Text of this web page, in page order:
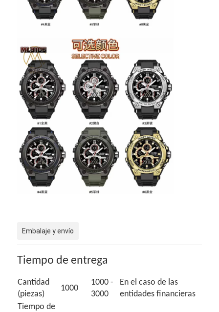
Embalaje y envío
Tiempo de entrega
Cantidad
(piezas)
1000
1000 -
3000
En el caso de las
entidades financieras
Tiempo de